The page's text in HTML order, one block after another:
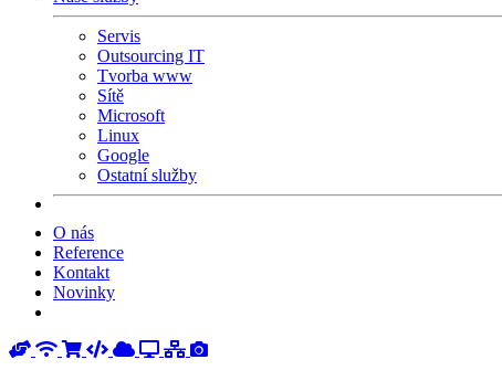
Servis
Outsourcing IT
Tvorba www
Sítě
Microsoft
Linux
Google
Ostatní služby
O nás
Reference
Kontakt
Novinky